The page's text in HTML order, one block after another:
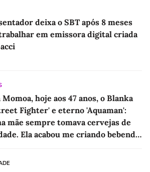
deixa o SBT após 8 meses
em emissora digital criada
Momoa, hoje aos 47 anos, o Blanka
Fighter' e eterno 'Aquaman':
mãe sempre tomava cervejas de
Ela acabou me criando bebendo